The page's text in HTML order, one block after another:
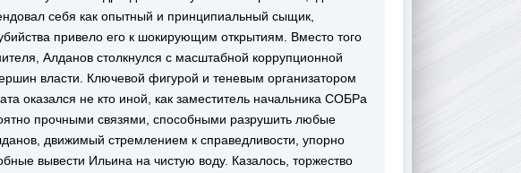
себя как опытный и принципиальный сыщик,
привело его к шокирующим открытиям. Вместо того
Алданов столкнулся с масштабной коррупционной
власти. Ключевой фигурой и теневым организатором
оказался не кто иной, как заместитель начальника СОБРа
прочными связями, способными разрушить любые
движимый стремлением к справедливости, упорно
вывести Ильина на чистую воду. Казалось, торжество